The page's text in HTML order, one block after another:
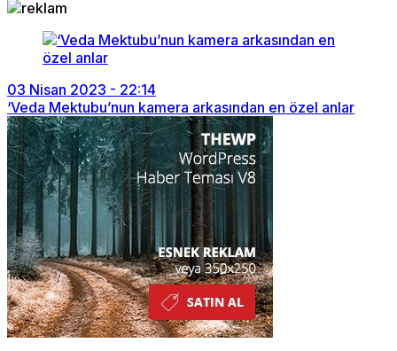
03 Nisan 2023 - 22:14
‘Veda Mektubu’nun kamera arkasından en özel anlar